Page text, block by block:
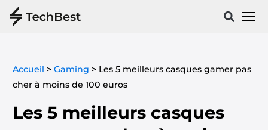
Accueil > Gaming > Les 5 meilleurs casques gamer pas
cher à moins de 100 euros
Les 5 meilleurs casques